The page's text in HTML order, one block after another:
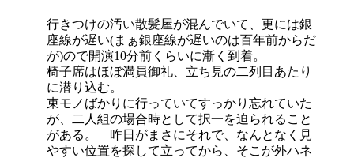
行きつけの汚い散髪屋が混んでいて、更には銀
座線が遅い(まぁ銀座線が遅いのは百年前からだ
が)ので開演10分前くらいに漸く到着。
椅子席はほぼ満員御礼、立ち見の二列目あたり
に潜り込む。
束モノばかりに行っていてすっかり忘れていた
が、二人組の場合時として択一を迫られること
がある。 昨日がまさにそれで、なんとなく見
やすい位置を探して立ってから、そこが外ハネ